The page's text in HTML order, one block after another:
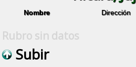
Nombre Dirección
Rubro sin datos
Subir